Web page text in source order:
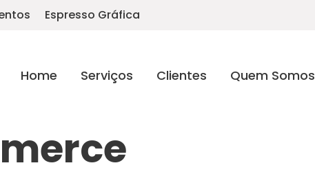
Espresso Gráfica
Home Serviços Clientes Quem Somos